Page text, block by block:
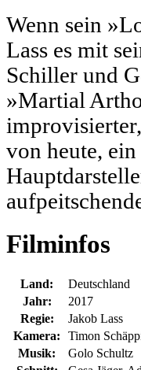
Wenn sein
Lass es mit
Schiller und
»Martial
von heute,
Filminfos
Land:
Deutschland
Jahr:
2017
Regie:
Jakob Lass
Kamera:
Timon
Musik:
Golo Schultz